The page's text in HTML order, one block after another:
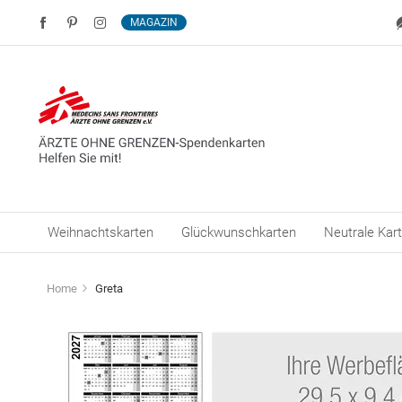
MAGAZIN
Weihnachtskarten Glückwunschkarten Neutrale
Home Greta
Zum
Ende
Bildergalerie